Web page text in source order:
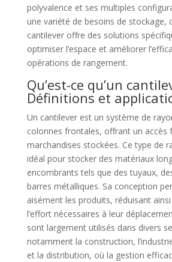
polyvalence et ses multiples
une variété de besoins de stockage,
cantilever offre des solutions
optimiser l’espace et améliorer
opérations de rangement.
Qu’est-ce qu’un
Définitions et
Un cantilever est un système de
colonnes frontales, offrant un accès
marchandises stockées. Ce type de
idéal pour stocker des matériaux
encombrants tels que des tuyaux,
barres métalliques. Sa conception
aisément les produits, réduisant
l’effort nécessaires à leur
sont largement utilisés dans divers
notamment la construction,
et la distribution, où la gestion